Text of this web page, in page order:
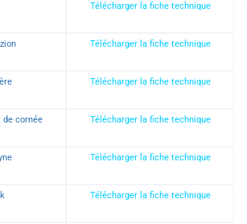
Télécharger la fiche technique
Télécharger la fiche technique
Télécharger la fiche technique
de cornée Télécharger la fiche technique
Télécharger la fiche technique
Télécharger la fiche technique